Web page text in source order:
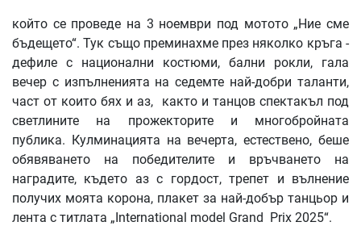
който се проведе на 3 ноември под мотото „Ние сме
бъдещето“. Тук също преминахме през няколко кръга -
дефиле с национални костюми, бални рокли, гала
вечер с изпълненията на седемте най-добри таланти,
част от които бях и аз, както и танцов спектакъл под
светлините на прожекторите и многобройната
публика. Кулминацията на вечерта, естествено, беше
обявяването на победителите и връчването на
наградите, където аз с гордост, трепет и вълнение
получих моята корона, плакет за най-добър танцьор и
лента с титлата „International model Grand Prix 2025“.